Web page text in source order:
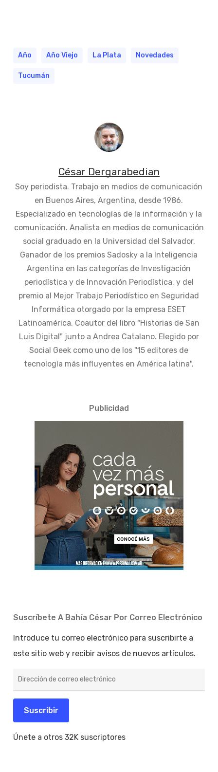
Año Año Viejo La Plata Novedades
Tucumán
César Dergarabedian
Soy periodista. Trabajo en medios de comunicación
en Buenos Aires, Argentina, desde 1986.
Especializado en tecnologías de la información y la
comunicación. Analista en medios de comunicación
social graduado en la Universidad del Salvador.
Ganador de los premios Sadosky a la Inteligencia
Argentina en las categorías de Investigación
periodística y de Innovación Periodística, y del
premio al Mejor Trabajo Periodístico en Seguridad
Informática otorgado por la empresa ESET
Latinoamérica. Coautor del libro "Historias de San
Luis Digital" junto a Andrea Catalano. Elegido por
Social Geek como uno de los "15 editores de
tecnología más influyentes en América latina".
Publicidad
Suscríbete A Bahía César Por Correo Electrónico
Introduce tu correo electrónico para suscribirte a
este sitio web y recibir avisos de nuevos artículos.
de
electrónico
Suscribir
Únete a otros 32K suscriptores